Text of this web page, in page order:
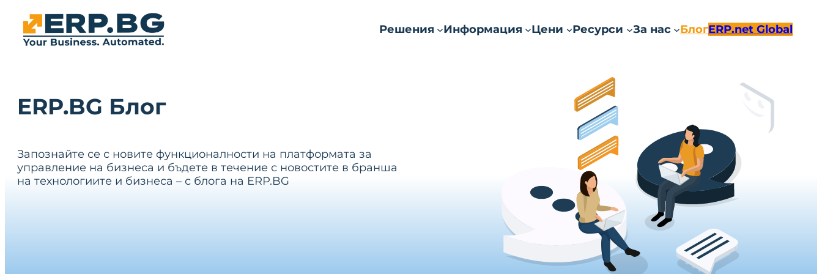
Решения Информация Цени Ресурси За нас БлогERP.net Global
ERP.BG Блог
Запознайте се с новите функционалности на платформата за
управление на бизнеса и бъдете в течение с новостите в бранша
на технологиите и бизнеса – с блога на ERP.BG